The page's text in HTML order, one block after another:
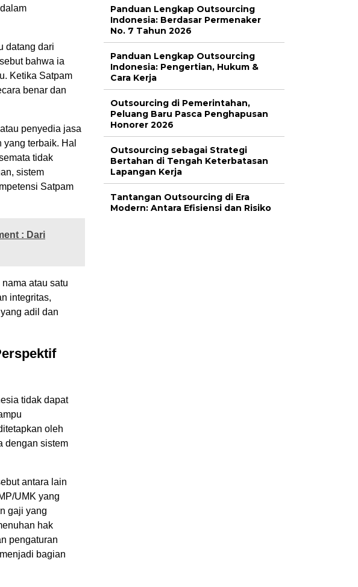
datang dari
bahwa ia
Ketika Satpam
benar dan
atau penyedia jasa
terbaik. Hal
tidak
sistem
Satpam
: Dari
atau satu
integritas,
adil dan
tidak dapat
oleh
dengan sistem
antara lain
UMK yang
gaji yang
hak
pengaturan
bagian
Panduan Lengkap Outsourcing
Indonesia: Berdasar Permenaker
No. 7 Tahun 2026
Panduan Lengkap Outsourcing
Indonesia: Pengertian, Hukum &
Cara Kerja
Outsourcing di Pemerintahan,
Peluang Baru Pasca Penghapusan
Honorer 2026
Outsourcing sebagai Strategi
Bertahan di Tengah Keterbatasan
Lapangan Kerja
Tantangan Outsourcing di Era
Modern: Antara Efisiensi dan Risiko